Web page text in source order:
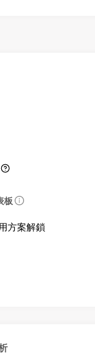
板
方案解鎖